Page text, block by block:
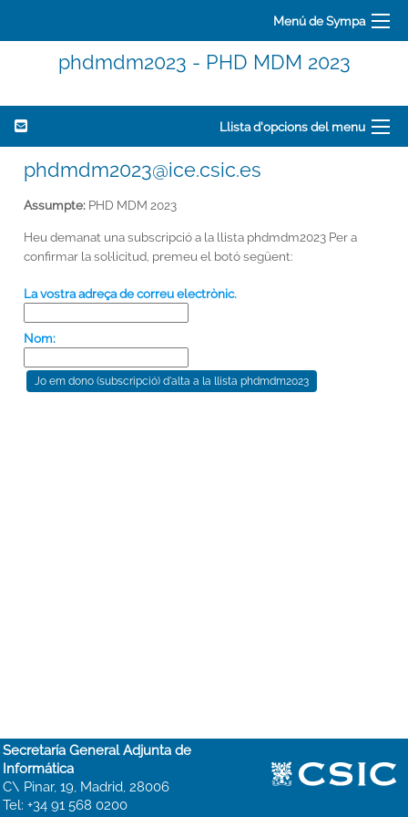
Menú de Sympa
phdmdm2023 - PHD MDM 2023
Llista d'opcions del menu
phdmdm2023@ice.csic.es
Assumpte: PHD MDM 2023
Heu demanat una subscripció a la llista phdmdm2023 Per a
confirmar la sol·licitud, premeu el botó següent:
La vostra adreça de correu electrònic.
Nom:
Secretaría General Adjunta de
Informática
C\ Pinar, 19, Madrid, 28006
Tel: +34 91 568 0200